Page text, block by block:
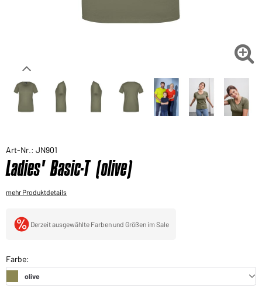
Sie möchten gerne für Ihren privaten Bedarf

Art-Nr.: JN901
Ladies' Basic-T (olive)
mehr Produktdetails
Derzeit ausgewählte Farben und Größen im Sale